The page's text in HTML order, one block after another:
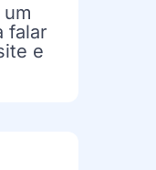
falar
e